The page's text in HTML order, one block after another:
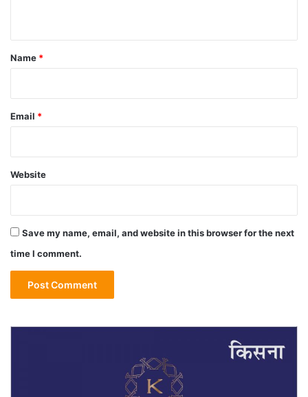
*
Name *
Email *
Website
Save my name, email, and website in this browser for the next
time I comment.